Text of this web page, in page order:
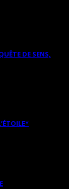
DE SENS,